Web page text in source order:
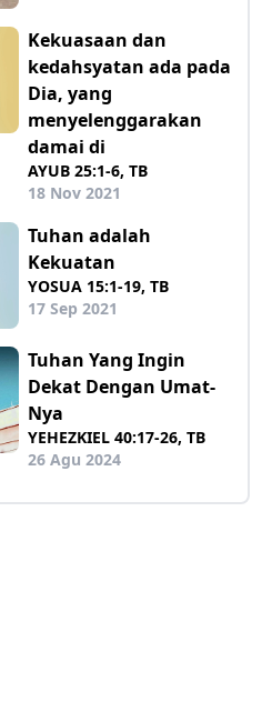
Kekuasaan dan
kedahsyatan ada pada
Dia, yang
menyelenggarakan
damai di
AYUB 25:1-6, TB
18 Nov 2021
Tuhan adalah
Kekuatan
YOSUA 15:1-19, TB
17 Sep 2021
Tuhan Yang Ingin
Dekat Dengan Umat-
Nya
YEHEZKIEL 40:17-26, TB
26 Agu 2024